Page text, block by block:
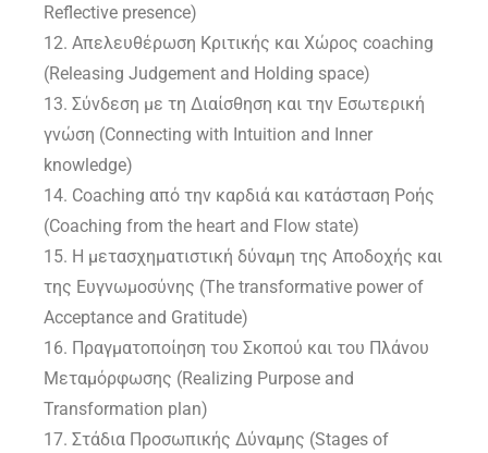
Reflective presence)
12. Απελευθέρωση Κριτικής και Χώρος coaching
(Releasing Judgement and Holding space)
13. Σύνδεση με τη Διαίσθηση και την Εσωτερική
γνώση (Connecting with Intuition and Inner
knowledge)
14. Coaching από την καρδιά και κατάσταση Ροής
(Coaching from the heart and Flow state)
15. Η μετασχηματιστική δύναμη της Αποδοχής και
της Ευγνωμοσύνης (The transformative power of
Acceptance and Gratitude)
16. Πραγματοποίηση του Σκοπού και του Πλάνου
Μεταμόρφωσης (Realizing Purpose and
Transformation plan)
17. Στάδια Προσωπικής Δύναμης (Stages of